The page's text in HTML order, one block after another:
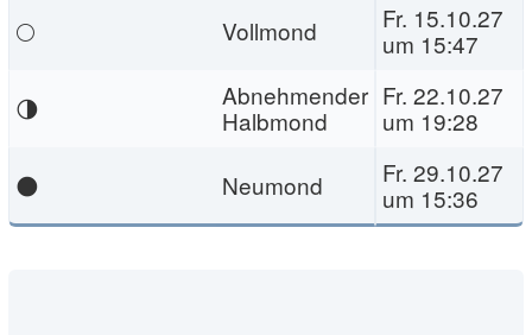
🌕
Vollmond
Fr. 15.10.27
um 15:47
🌗
Abnehmender
Halbmond
Fr. 22.10.27
um 19:28
🌑
Neumond
Fr. 29.10.27
um 15:36